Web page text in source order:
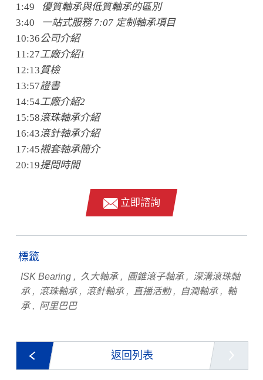
1:49
優質軸承與低質軸承的區別
3:40
一站式服務 7:07 定制軸承項目
10:36公司介紹
11:27工廠介紹1
12:13 質檢
13:57證書
14:54工廠介紹2
15:58滾珠軸承介紹
16:43滾針軸承介紹
17:45襯套軸承簡介
20:19提問時間
立即諮詢
標籤
ISK Bearing 久大軸承 圓錐滾子軸承
深溝滾珠軸
承
滾珠軸承 滾針軸承 直播活動 自潤軸承
軸
承
阿里巴巴
返回列表